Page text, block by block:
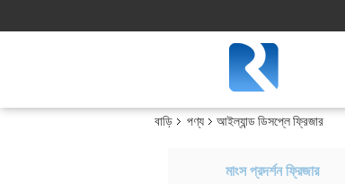
বাড়ি পণ্য আইল্যান্ড ডিসপ্লে ফ্রিজার
মাংস প্রদর্শন ফ্রিজার